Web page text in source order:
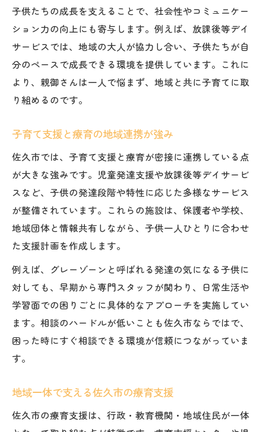
子供たちの成長を支えることで、社会性やコミュニケー
ション力の向上にも寄与します。例えば、放課後等デイ
サービスでは、地域の大人が協力し合い、子供たちが自
分のペースで成長できる環境を提供しています。これに
より、親御さんは一人で悩まず、地域と共に子育てに取
り組めるのです。
子育て支援と療育の地域連携が強み
佐久市では、子育て支援と療育が密接に連携している点
が大きな強みです。児童発達支援や放課後等デイサービ
スなど、子供の発達段階や特性に応じた多様なサービス
が整備されています。これらの施設は、保護者や学校、
地域団体と情報共有しながら、子供一人ひとりに合わせ
た支援計画を作成します。
例えば、グレーゾーンと呼ばれる発達の気になる子供に
対しても、早期から専門スタッフが関わり、日常生活や
学習面での困りごとに具体的なアプローチを実施してい
ます。相談のハードルが低いことも佐久市ならではで、
困った時にすぐ相談できる環境が信頼につながっていま
す。
地域一体で支える佐久市の療育支援
佐久市の療育支援は、行政・教育機関・地域住民が一体